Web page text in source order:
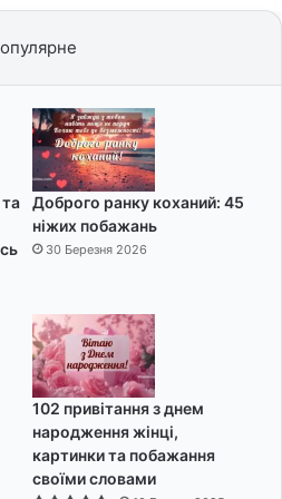
Доброго ранку коханий: 45
ніжих побажань
30 Березня 2026
102 привітання з днем
народження жінці,
картинки та побажання
своїми словами